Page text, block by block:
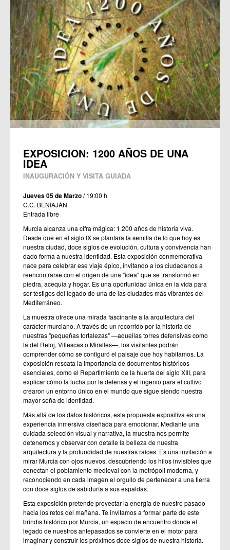
EXPOSICION: 1200 AÑOS DE UNA
IDEA
INAUGURACIÓN Y VISITA GUIADA
Jueves 05 de Marzo/ 19:00 h
C.C. BENIAJÁN
Entrada libre
Murcia alcanza una cifra mágica: 1.200 años de historia viva.
Desde que en el siglo IX se plantara la semilla de lo que hoy es
nuestra ciudad, doce siglos de evolución, cultura y convivencia han
dado forma a nuestra identidad. Esta exposición conmemorativa
nace para celebrar ese viaje épico, invitando a los ciudadanos a
reencontrarse con el origen de una "idea" que se transformó en
piedra, acequia y hogar. Es una oportunidad única en la vida para
ser testigos del legado de una de las ciudades más vibrantes del
Mediterráneo.
La muestra ofrece una mirada fascinante a la arquitectura del
carácter murciano. A través de un recorrido por la historia de
nuestras "pequeñas fortalezas" —aquellas torres defensivas como
la del Reloj, Villescas o Miralles—, los visitantes podrán
comprender cómo se configuró el paisaje que hoy habitamos. La
exposición rescata la importancia de documentos históricos
esenciales, como el Repartimiento de la huerta del siglo XIII, para
explicar cómo la lucha por la defensa y el ingenio para el cultivo
crearon un entorno único en el mundo que sigue siendo nuestra
mayor seña de identidad.
Más allá de los datos históricos, esta propuesta expositiva es una
experiencia inmersiva diseñada para emocionar. Mediante una
cuidada selección visual y narrativa, la muestra nos permite
detenernos y observar con detalle la belleza de nuestra
arquitectura y la profundidad de nuestras raíces. Es una invitación a
mirar Murcia con ojos nuevos, descubriendo los hilos invisibles que
conectan el poblamiento medieval con la metrópoli moderna, y
reconociendo en cada imagen el orgullo de pertenecer a una tierra
con doce siglos de sabiduría a sus espaldas.
Esta exposición pretende proyectar la energía de nuestro pasado
hacia los retos del mañana. Te invitamos a formar parte de este
brindis histórico por Murcia, un espacio de encuentro donde el
legado de nuestros antepasados se convierte en el motor para
imaginar y construir los próximos doce siglos de nuestra historia.